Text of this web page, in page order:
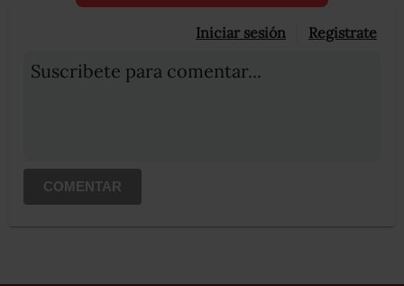
Iniciar sesión Registrate
Suscribete para comentar...
COMENTAR